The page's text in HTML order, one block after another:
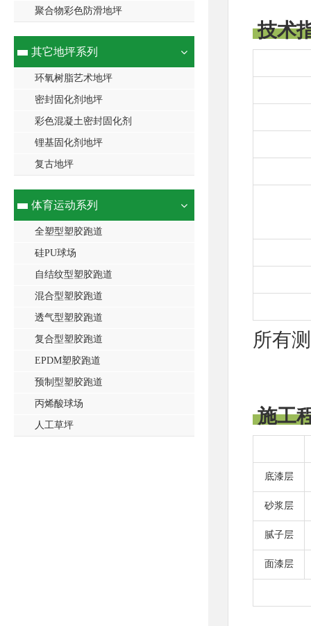
聚合物彩色防滑地坪
其它地坪系列
环氧树脂艺术地坪
密封固化剂地坪
彩色混凝土密封固化剂
锂基固化剂地坪
复古地坪
体育运动系列
全塑型塑胶跑道
硅PU球场
自结纹型塑胶跑道
混合型塑胶跑道
透气型塑胶跑道
复合型塑胶跑道
EPDM塑胶跑道
预制型塑胶跑道
丙烯酸球场
人工草坪
技术
所有
施工
底漆层
砂浆层
腻子层
面漆层